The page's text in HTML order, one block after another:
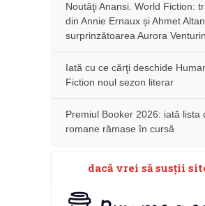
Noutăţi Anansi. World Fiction:
din Annie Ernaux și Ahmet
surprinzătoarea Aurora
Iată cu ce cărţi deschide
Fiction noul sezon literar
Premiul Booker 2026: iată lista
romane rămase în cursă
dacă vrei să susţii